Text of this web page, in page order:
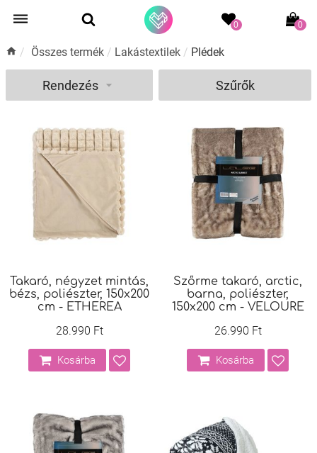
0 0
/ Összes termék / Lakástextilek / Plédek
Rendezés Szűrők
Takaró, négyzet mintás,
bézs, poliészter, 150x200
cm - ETHEREA
28.990 Ft
Kosárba
Szőrme takaró, arctic,
barna, poliészter,
150x200 cm - VELOURE
26.990 Ft
Kosárba